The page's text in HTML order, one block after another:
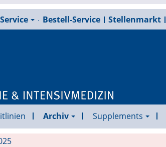
Bestell-Service Stellenmarkt
Archiv Supplements